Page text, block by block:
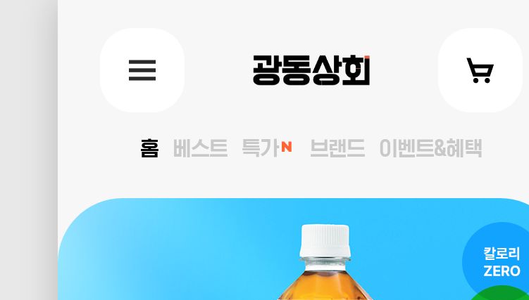
홈 베스트 특가 브랜드 이벤트&혜택
keyVisual